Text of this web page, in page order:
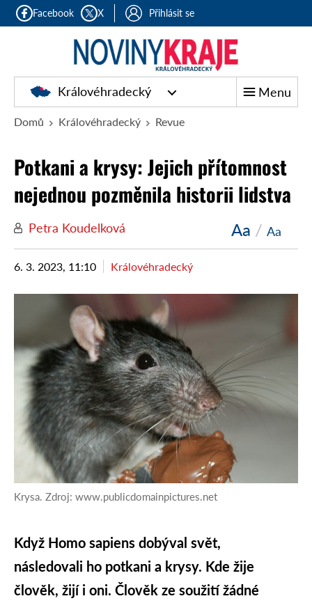
Facebook X Přihlásit se
Královéhradecký Menu
Domů Královéhradecký Revue
Potkani a krysy: Jejich přítomnost
nejednou pozměnila historii lidstva
Petra Koudelková Aa / Aa
6. 3. 2023, 11:10 Královéhradecký
Krysa. Zdroj: www.publicdomainpictures.net
Když Homo sapiens dobýval svět,
následovali ho potkani a krysy. Kde žije
člověk, žijí i oni. Člověk ze soužití žádné